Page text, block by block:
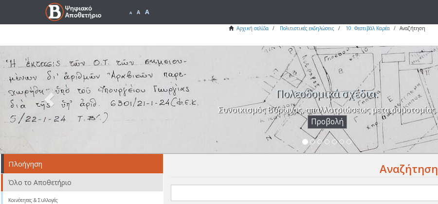
A A A
Αρχική σελίδα Πολιτιστικές εκδηλώσεις 10. Φεστιβάλ Καρέα Αναζήτηση
Πολεοδομικά σχέδια.
Συνοικισμός Βύρωνος, απαλλοτριώσεως μετα ρυμοτομίας.
Προβολή
Αναζήτηση
Πλοήγηση
Όλο το Αποθετήριο
Κοινότητες & Συλλογές